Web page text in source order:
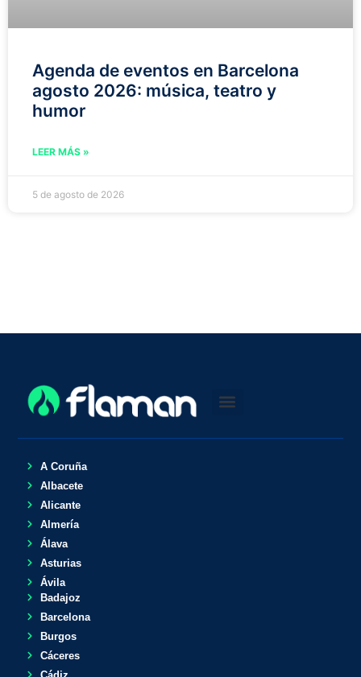
Agenda de eventos en Barcelona
agosto 2026: música, teatro y
humor
LEER MÁS »
5 de agosto de 2026
A Coruña
Albacete
Alicante
Almería
Álava
Asturias
Ávila
Badajoz
Barcelona
Burgos
Cáceres